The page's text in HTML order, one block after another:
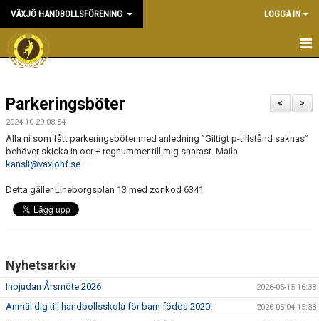
VÄXJÖ HANDBOLLSFÖRENING LOGGA IN
HEM
NYHETER
OM KLUBBEN
KONTAKT & KANSLI
KALENDER
MATCHER
>
<
Parkeringsböter
2024-10-29 08:54
Alla ni som fått parkeringsböter med anledning ”Giltigt p-tillstånd saknas”
behöver skicka in ocr + regnummer till mig snarast. Maila
kansli@vaxjohf.se
Detta gäller Lineborgsplan 13 med zonkod 6341
Nyhetsarkiv
Inbjudan Årsmöte 2026 2026-05-15 16:38
Anmäl dig till handbollsskola för barn födda 2020! 2026-05-04 15:38